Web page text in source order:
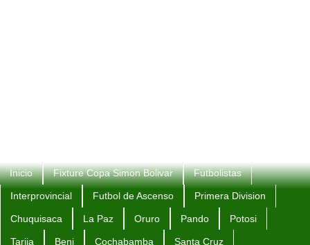
Inicio Fixture Copa Simon Bolivar Futbolistas
Interprovincial Futbol de Ascenso Primera Division
Chuquisaca La Paz Oruro Pando Potosi
Tarija Beni Cochabamba Santa Cruz